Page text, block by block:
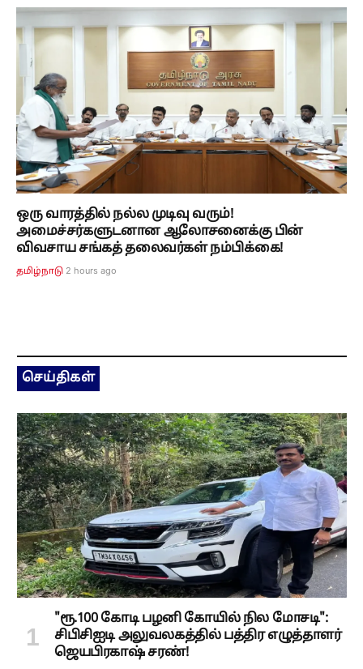
ஒரு வாரத்தில் நல்ல முடிவு வரும்!
அமைச்சர்களுடனான ஆலோசனைக்கு பின்
விவசாய சங்கத் தலைவர்கள் நம்பிக்கை!
தமிழ்நாடு 2 hours ago
செய்திகள்
"ரூ.100 கோடி பழனி கோயில் நில மோசடி":
சிபிசிஐடி அலுவலகத்தில் பத்திர எழுத்தாளர்
ஜெயபிரகாஷ் சரண்!